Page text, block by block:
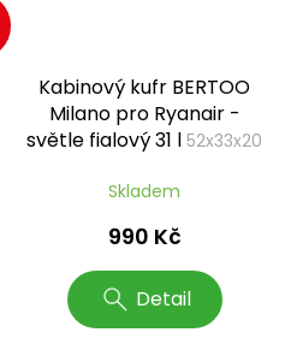
Kabinový kufr BERTOO
Milano pro Ryanair -
světle fialový 31 l 52x33x20
Skladem
990 Kč
Detail